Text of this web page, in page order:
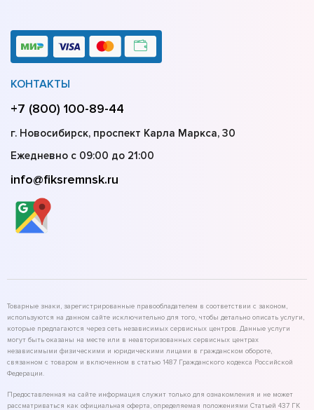
КОНТАКТЫ
+7 (800) 100-89-44
г. Новосибирск, проспект Карла Маркса, 30
Ежедневно с 09:00 до 21:00
info@fiksremnsk.ru
Товарные знаки, зарегистрированные правообладателем в соответствии с законом,
используются на данном сайте исключительно для того, чтобы детально описать услуги,
которые предлагаются через сеть независимых сервисных центров. Данные услуги
могут быть оказаны на месте или в неавторизованных сервисных центрах
независимыми физическими и юридическими лицами в гражданском обороте,
связанном с товаром и включенном в статью 1487 Гражданского кодекса Российской
Федерации.
Предоставленная на сайте информация служит только для ознакомления и не может
рассматриваться как официальная оферта, определяемая положениями Статьей 437 ГК